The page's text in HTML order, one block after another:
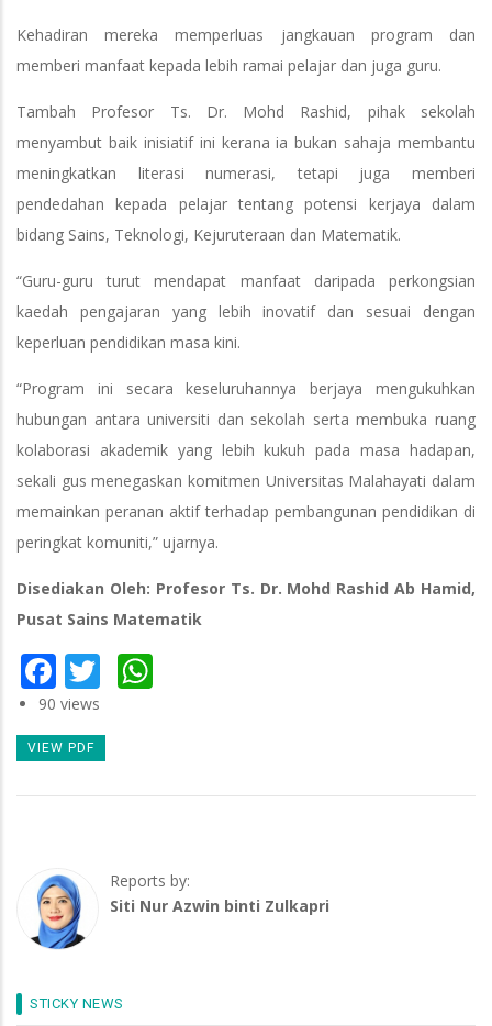
Kehadiran mereka memperluas jangkauan program dan
memberi manfaat kepada lebih ramai pelajar dan juga guru.
Tambah Profesor Ts. Dr. Mohd Rashid, pihak sekolah
menyambut baik inisiatif ini kerana ia bukan sahaja membantu
meningkatkan literasi numerasi, tetapi juga memberi
pendedahan kepada pelajar tentang potensi kerjaya dalam
bidang Sains, Teknologi, Kejuruteraan dan Matematik.
“Guru-guru turut mendapat manfaat daripada perkongsian
kaedah pengajaran yang lebih inovatif dan sesuai dengan
keperluan pendidikan masa kini.
“Program ini secara keseluruhannya berjaya mengukuhkan
hubungan antara universiti dan sekolah serta membuka ruang
kolaborasi akademik yang lebih kukuh pada masa hadapan,
sekali gus menegaskan komitmen Universitas Malahayati dalam
memainkan peranan aktif terhadap pembangunan pendidikan di
peringkat komuniti,” ujarnya.
Disediakan Oleh: Profesor Ts. Dr. Mohd Rashid Ab Hamid,
Pusat Sains Matematik
Facebook
Twitter
90 views
VIEW PDF
Reports by:
Siti Nur Azwin binti Zulkapri
STICKY NEWS